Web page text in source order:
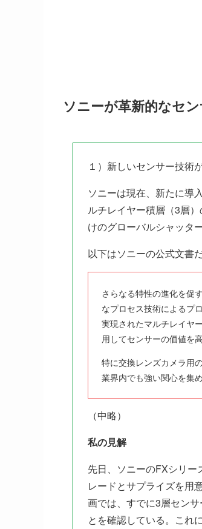
ソニーが革新的なセ
１）新しいセンサー技術
ソニーは現在、新たに導
ルチレイヤー積層（3層
けのグローバルシャッタ
以下はソニーの公式文書だ
さらなる特性の進化を促
なプロセス技術によるプ
実現されたマルチレイヤ
用してセンサーの価値を
特に交換レンズカメラ用
業界内でも強い関心を集
（中略）
私の見解
先日、ソニーのFXシリ
レードとサプライズを用
画では、すでに3層セン
とを確認している。これ